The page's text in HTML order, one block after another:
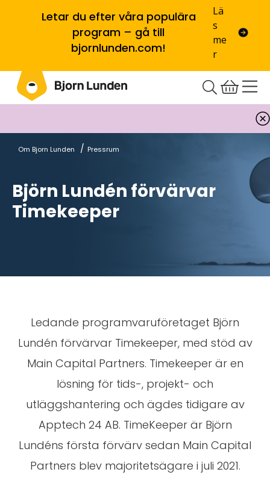
Letar du efter våra populära
program – gå till
bjornlunden.com!
Lä
s
me
r
Om Bjorn Lunden / Pressrum
Björn Lundén förvärvar
Timekeeper
Ledande programvaruföretaget Björn
Lundén förvärvar Timekeeper, med stöd av
Main Capital Partners. Timekeeper är en
lösning för tids-, projekt- och
utläggshantering och ägdes tidigare av
Apptech 24 AB. TimeKeeper är Björn
Lundéns första förvärv sedan Main Capital
Partners blev majoritetsägare i juli 2021.